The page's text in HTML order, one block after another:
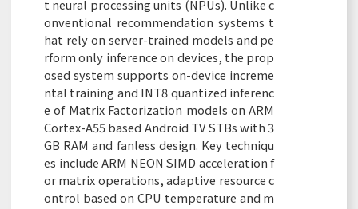
t neural processing units (NPUs). Unlike c
onventional recommendation systems t
hat rely on server-trained models and pe
rform only inference on devices, the prop
osed system supports on-device increme
ntal training and INT8 quantized inferenc
e of Matrix Factorization models on ARM
Cortex-A55 based Android TV STBs with 3
GB RAM and fanless design. Key techniqu
es include ARM NEON SIMD acceleration f
or matrix operations, adaptive resource c
ontrol based on CPU temperature and m